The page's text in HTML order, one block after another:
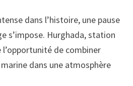
dans l’histoire, une pause
s’impose. Hurghada, station
de combiner
dans une atmosphère